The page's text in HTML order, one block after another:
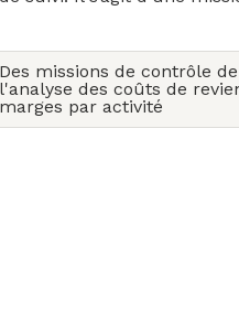
Des missions de contrôle
l'analyse des coûts de
marges par activité